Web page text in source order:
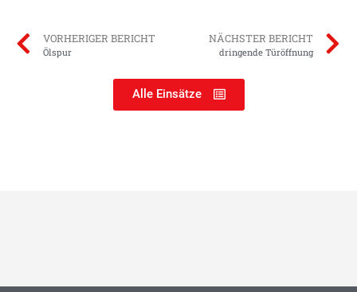
VORHERIGER BERICHT
Ölspur
NÄCHSTER BERICHT
dringende Türöffnung
Alle Einsätze